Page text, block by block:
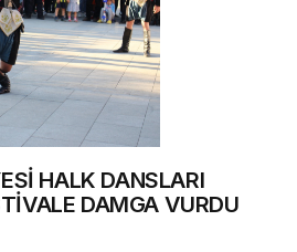
HALK DANSLARI
DAMGA VURDU